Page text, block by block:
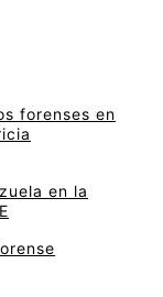
forenses en
en la